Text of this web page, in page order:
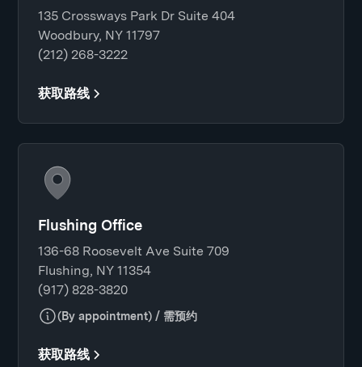
135 Crossways Park Dr Suite 404
Woodbury, NY 11797
(212) 268-3222
获取路线
Flushing Office
136-68 Roosevelt Ave Suite 709
Flushing, NY 11354
(917) 828-3820
(By appointment) / 需预约
获取路线